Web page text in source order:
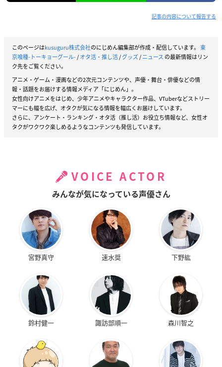
記事の内容について報告する
このページはkusuguru株式会社のにじめん編集部が作成・配信しています。 東
京喰種-トーキョーグール-/オタ活・推し活/グッズ/ニュース の最新情報はリン
ク先をご覧ください。
アニメ・ゲーム・漫画などの2次元コンテンツや、声優・舞台・俳優などの情
報・話題をお届けする情報メディア「にじめん」。
女性向けアニメをはじめ、少年アニメやキャラクター作品、VTuberなどストリー
マーにも幅を広げ、オタクが気になる情報を幅広くお届けしています。
さらに、アンケート・ランキング・オタ活（推し活）お役立ち情報など、女性オ
タクがワクワク楽しめるようなコンテンツも発信しています。
VOICE ACTOR
みんなが気になっている声優さん
宮野真守 速水奨 下野紘
鈴村健一 諏訪部順一 森川智之